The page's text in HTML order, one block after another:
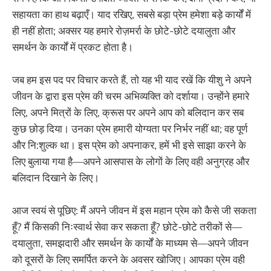
सहायता का हाथ बढ़ाएँ। याद रखिए, सबसे बड़ा प्रेम हमेशा बड़े कार्यों में
ही नहीं होता; अक्सर यह हमारे रोज़मर्रा के छोटे-छोटे दयालुता और
समर्थन के कार्यों में प्रकट होता है।
जब हम इस पद पर विचार करते हैं, तो यह भी याद रखें कि यीशु ने अपने
जीवन के द्वारा इस प्रेम की चरम अभिव्यक्ति को दर्शाया। उन्होंने हमारे
लिए, अपने मित्रों के लिए, क्रूस पर अपने आप को बलिदान कर सब
कुछ छोड़ दिया। उनका प्रेम हमारी योग्यता पर निर्भर नहीं था; वह पूर्ण
और नि:शुल्क था। इस प्रेम को अपनाकर, हमें भी इसे साझा करने के
लिए बुलाया गया है—अपने आसपास के लोगों के लिए वही अनुग्रह और
बलिदान दिखाने के लिए।
आज स्वयं से पूछिए: मैं अपने जीवन में इस महान प्रेम को कैसे जी सकता
हूँ? मैं किसकी निःस्वार्थ सेवा कर सकता हूँ? छोटे-छोटे तरीकों से—
दयालुता, समझदारी और समर्थन के कार्यों के माध्यम से—अपने जीवन
को दूसरों के लिए समर्पित करने के अवसर खोजिए। आपका प्रेम वही